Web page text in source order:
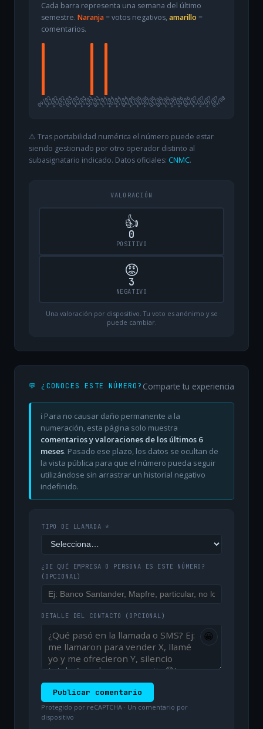
Cada barra representa una semana del último
semestre. Naranja= votos negativos, amarillo =
comentarios.
09/02
16/0223/0202/0309/0316/0323/0330/0306/0413/0420/0427/0404/0511/0518/0525/0501/0608/0615/0622/0629/0606/0713/0720/0727/07
03/08
⚠️ Tras portabilidad numérica el número puede estar
siendo gestionado por otro operador distinto al
subasignatario indicado. Datos oficiales: CNMC.
VALORACIÓN
👍
0
POSITIVO
😡
3
NEGATIVO
Una valoración por dispositivo. Tu voto es anónimo y se
puede cambiar.
💬 ¿CONOCES ESTE NÚMERO? Comparte tu experiencia
ℹ️ Para no causar daño permanente a la
numeración, esta página solo muestra
comentarios y valoraciones de los últimos 6
meses. Pasado ese plazo, los datos se ocultan de
la vista pública para que el número pueda seguir
utilizándose sin arrastrar un historial negativo
indefinido.
TIPO DE LLAMADA *
¿DE QUÉ EMPRESA O PERSONA ES ESTE NÚMERO?
(OPCIONAL)
DETALLE DEL CONTACTO (OPCIONAL)
😀
Publicar comentario
Protegido por reCAPTCHA · Un comentario por
dispositivo